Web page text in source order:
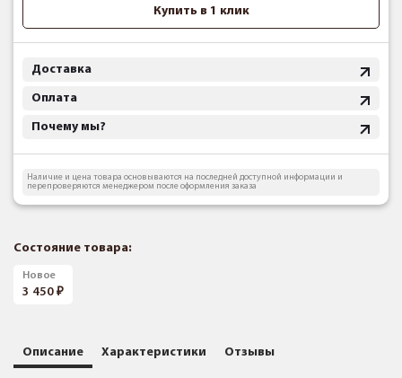
Купить в 1 клик
Доставка
Оплата
Почему мы?
Наличие и цена товара основываются на последней доступной информации и
перепроверяются менеджером после оформления заказа
Состояние товара:
Новое
3 450
Описание Характеристики Отзывы